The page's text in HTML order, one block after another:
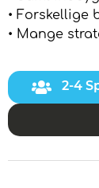
•
• Mange
2-4